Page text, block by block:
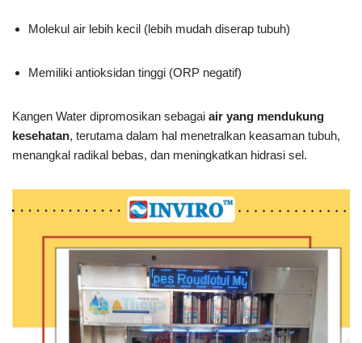
Molekul air lebih kecil (lebih mudah diserap tubuh)
Memiliki antioksidan tinggi (ORP negatif)
Kangen Water dipromosikan sebagai air yang mendukung
kesehatan, terutama dalam hal menetralkan keasaman tubuh,
menangkal radikal bebas, dan meningkatkan hidrasi sel.